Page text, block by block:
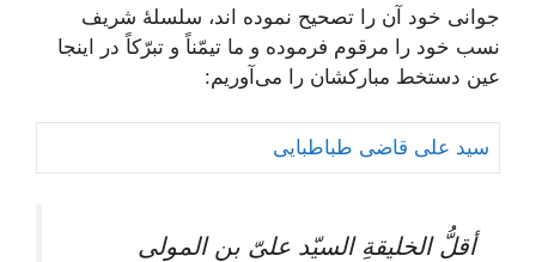
جوانی خود آن را تصحیح نموده اند، سلسلۀ شریف
نسب خود را مرقوم فرموده و ما تیمّناً و تبرّکاً در اینجا
عین دستخط مبارکشان را می‌آوریم:
سید علی قاضی طباطبایی
أقلُّ الخلیقةِ السیّد علیّ بن المولی